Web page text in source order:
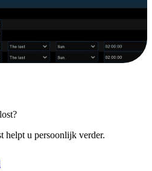
helpt u persoonlijk verder.